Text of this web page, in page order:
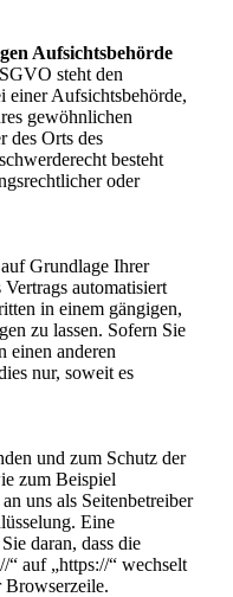
Aufsichtsbehörde
steht den
einer Aufsichtsbehörde,
gewöhnlichen
des Orts des
besteht
oder
Grundlage Ihrer
automatisiert
in einem gängigen,
zu lassen. Sofern Sie
einen anderen
nur, soweit es
und zum Schutz der
zum Beispiel
uns als Seitenbetreiber
Eine
daran, dass die
“ auf „https://“ wechselt
Browserzeile.